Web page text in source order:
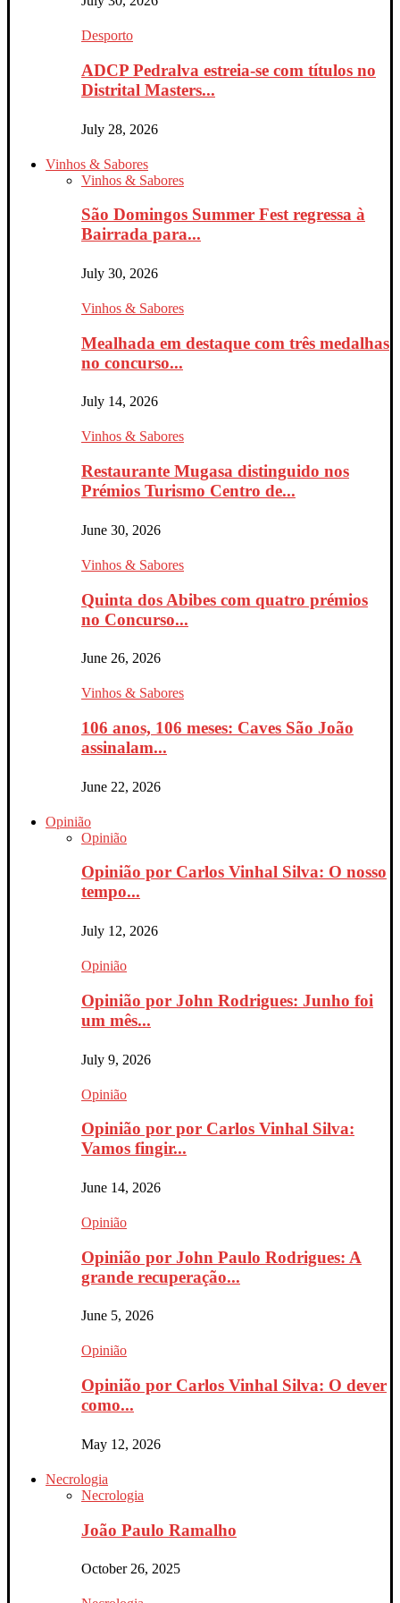
Desporto
ADCP Pedralva estreia-se com títulos no
Distrital Masters...
July 28, 2026
Vinhos & Sabores
Vinhos & Sabores
São Domingos Summer Fest regressa à
Bairrada para...
July 30, 2026
Vinhos & Sabores
Mealhada em destaque com três medalhas
no concurso...
July 14, 2026
Vinhos & Sabores
Restaurante Mugasa distinguido nos
Prémios Turismo Centro de...
June 30, 2026
Vinhos & Sabores
Quinta dos Abibes com quatro prémios
no Concurso...
June 26, 2026
Vinhos & Sabores
106 anos, 106 meses: Caves São João
assinalam...
June 22, 2026
Opinião
Opinião
Opinião por Carlos Vinhal Silva: O nosso
tempo...
July 12, 2026
Opinião
Opinião por John Rodrigues: Junho foi
um mês...
July 9, 2026
Opinião
Opinião por por Carlos Vinhal Silva:
Vamos fingir...
June 14, 2026
Opinião
Opinião por John Paulo Rodrigues: A
grande recuperação...
June 5, 2026
Opinião
Opinião por Carlos Vinhal Silva: O dever
como...
May 12, 2026
Necrologia
Necrologia
João Paulo Ramalho
October 26, 2025